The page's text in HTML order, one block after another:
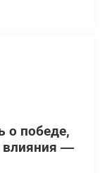
о победе,
влияния —